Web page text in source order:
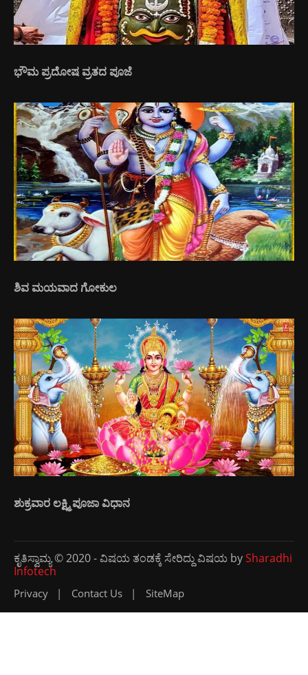
ಭೌಮ ಪ್ರದೋಷ ವ್ರತದ ಪೂಜೆ
ಶಿವ ಮಯವಾದ ಗೋಕುಲ
ಶುಕ್ರವಾರ ಲಕ್ಷ್ಮಿ ಪೂಜಾ ವಿಧಾನ
ಕೃತಿಸ್ವಾಮ್ಯ © 2020 - ವಿಷಯ ತಂಡಕ್ಕೆ ಸೇರಿದ್ದು ವಿಷಯ bySharadhi
Infotech
Privacy Contact Us SiteMap